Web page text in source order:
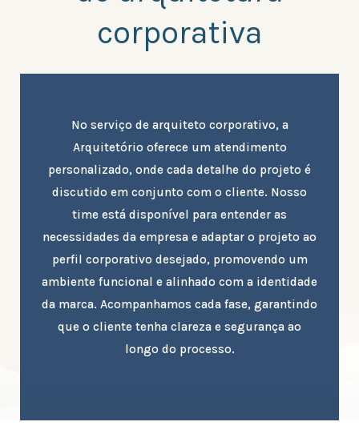
corporativa
No serviço de arquiteto corporativo, a
Arquitetório oferece um atendimento
personalizado, onde cada detalhe do projeto é
discutido em conjunto com o cliente. Nosso
time está disponível para entender as
necessidades da empresa e adaptar o projeto ao
perfil corporativo desejado, promovendo um
ambiente funcional e alinhado com a identidade
da marca. Acompanhamos cada fase, garantindo
que o cliente tenha clareza e segurança ao
longo do processo.